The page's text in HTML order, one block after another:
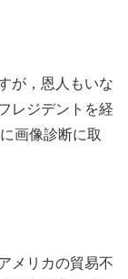
が，恩人もいな
レジデントを経
画像診断に取
メリカの貿易不